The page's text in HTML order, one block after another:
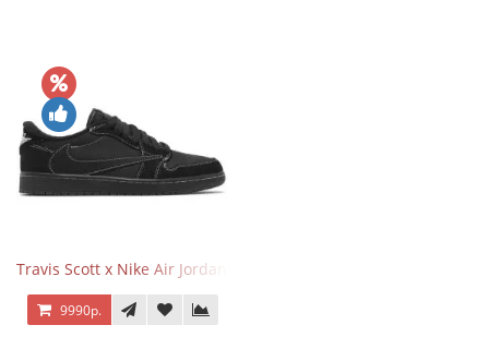
Travis Scott x Nike Air Jordan 1 Retro Low OG SP Black Phantom
9990р.